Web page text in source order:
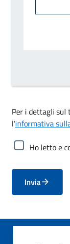
Per i dettagli sul
l’informativa
Ho letto e
Invia